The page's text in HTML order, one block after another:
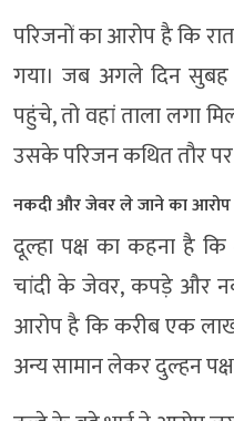
परिजनों का आरोप है कि
गया। जब अगले दिन
पहुंचे, तो वहां ताला लगा
उसके परिजन कथित तौर
नकदी और जेवर ले जाने का आरोप
दूल्हा पक्ष का कहना है
चांदी के जेवर, कपड़े और
आरोप है कि करीब एक
अन्य सामान लेकर दुल्हन